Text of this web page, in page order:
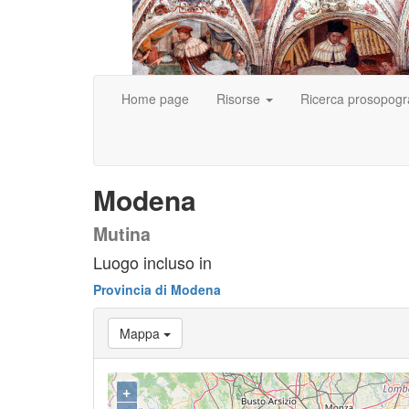
Home page Risorse Ricerca
Modena
Mutina
Luogo incluso in
Provincia di Modena
Mappa
+